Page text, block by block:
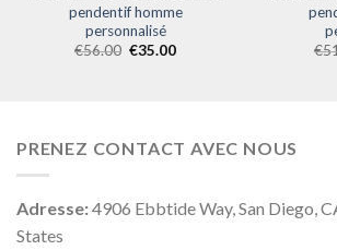
pendentif homme
personnalisé
€56.00 €35.00
€
PRENEZ CONTACT AVEC NOUS
Adresse:4906 Ebbtide Way, San Diego,
States